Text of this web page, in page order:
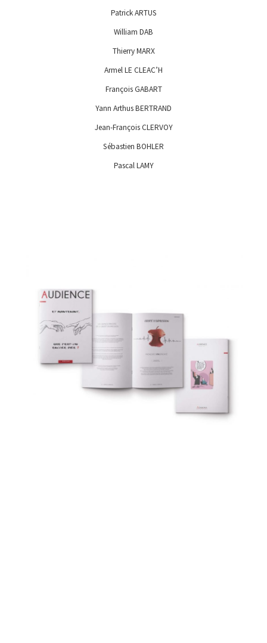
Patrick ARTUS
William DAB
Thierry MARX
Armel LE CLEAC’H
François GABART
Yann Arthus BERTRAND
Jean-François CLERVOY
Sébastien BOHLER
Pascal LAMY